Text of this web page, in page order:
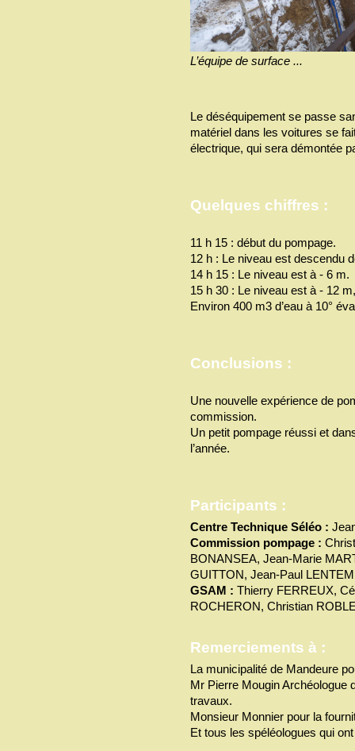
L’équipe de surface ...
Le déséquipement se passe
matériel dans les voitures se
électrique, qui sera démontée
Quelques chiffres :
11 h 15 : début du pompage.
12 h : Le niveau est descendu
14 h 15 : Le niveau est à - 6 m.
15 h 30 : Le niveau est à - 12
Environ 400 m3 d’eau à 10°
Conclusions :
Une nouvelle expérience de
commission.
Un petit pompage réussi et
l’année.
Participants :
Centre Technique Séléo :
Commission pompage :
BONANSEA, Jean-Marie
GUITTON, Jean-Paul
GSAM : Thierry FERREUX,
ROCHERON, Christian
Remerciements à :
La municipalité de Mandeure
Mr Pierre Mougin Archéologue
travaux.
Monsieur Monnier pour la
Et tous les spéléologues qui